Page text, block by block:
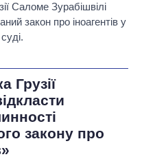
Саломе Зурабішвілі
закон про іноагентів у
Грузії
закону про